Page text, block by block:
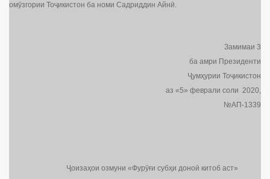
омӯзгории Тоҷикистон ба номи Садриддин Айнӣ.
Замимаи 3
ба амри Президенти
Ҷумҳурии Тоҷикистон
аз «5» феврали соли 2020,
№АП-1339
Ҷоизаҳои озмуни «Фурӯғи субҳи доноӣ китоб аст»